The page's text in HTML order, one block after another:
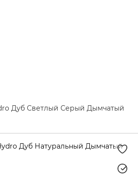
Дуб Светлый Серый Дымчатый